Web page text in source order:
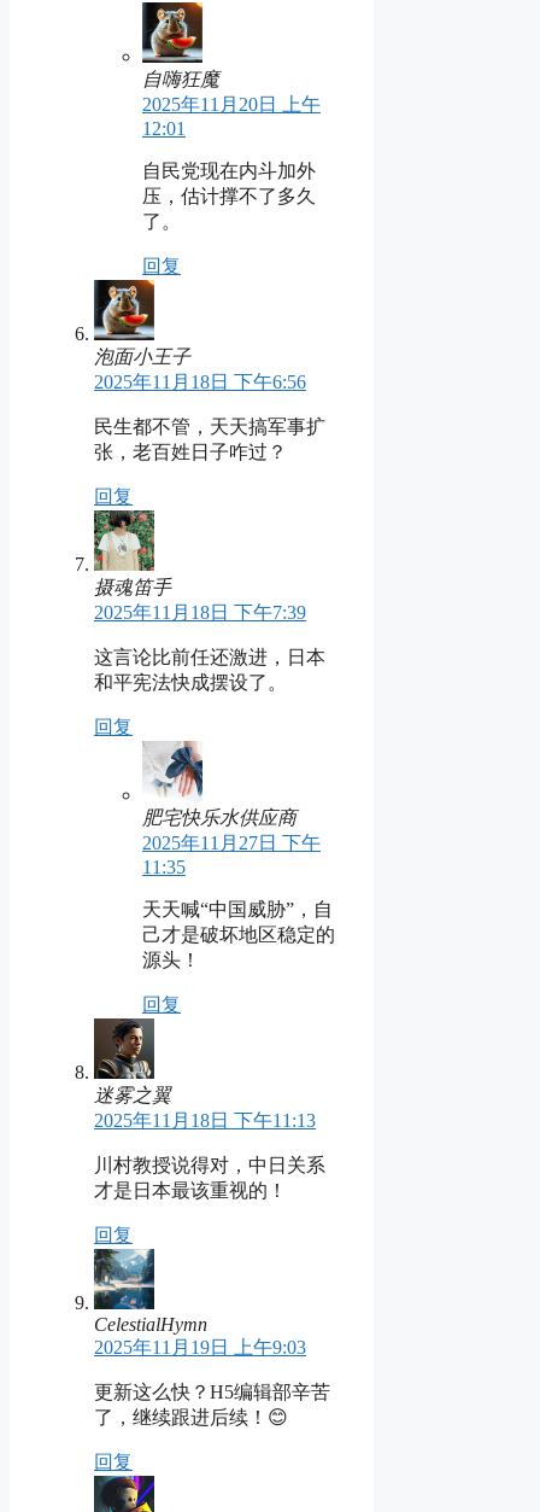
自嗨狂魔
2025年11月20日 上午
12:01
自民党现在内斗加外
压，估计撑不了多久
了。
回复
泡面小王子
2025年11月18日 下午6:56
民生都不管，天天搞军事扩
张，老百姓日子咋过？
回复
摄魂笛手
2025年11月18日 下午7:39
这言论比前任还激进，日本
和平宪法快成摆设了。
回复
肥宅快乐水供应商
2025年11月27日 下午
11:35
天天喊“中国威胁”，自
己才是破坏地区稳定的
源头！
回复
迷雾之翼
2025年11月18日 下午11:13
川村教授说得对，中日关系
才是日本最该重视的！
回复
CelestialHymn
2025年11月19日 上午9:03
更新这么快？H5编辑部辛苦
了，继续跟进后续！😊
回复